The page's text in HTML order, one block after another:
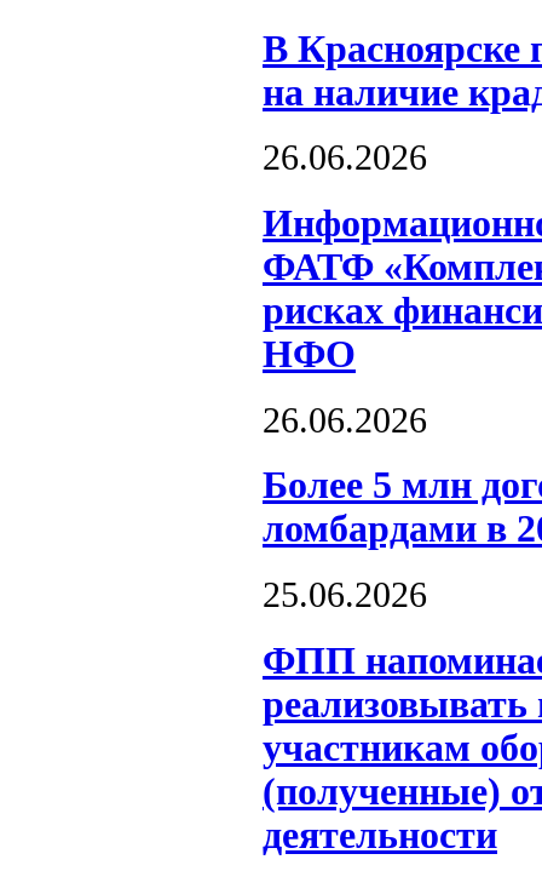
В Красноярске
на наличие
26.06.2026
ФАТФ
рисках
НФО
26.06.2026
Более 5 млн
ломбардами в
25.06.2026
ФПП
участникам
(полученные)
деятельности